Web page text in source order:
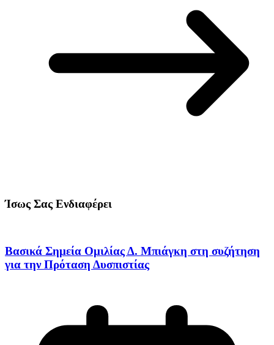
Ίσως Σας Ενδιαφέρει
Βασικά Σημεία Ομιλίας Δ. Μπιάγκη στη συζήτηση
για την Πρόταση Δυσπιστίας